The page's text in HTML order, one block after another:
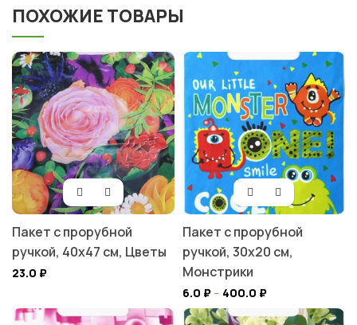
ПОХОЖИЕ ТОВАРЫ
Пакет с прорубной
ручкой, 40х47 см, Цветы
23.0 ₽
Пакет с прорубной
ручкой, 30х20 см,
Монстрики
6.0 ₽– 400.0 ₽